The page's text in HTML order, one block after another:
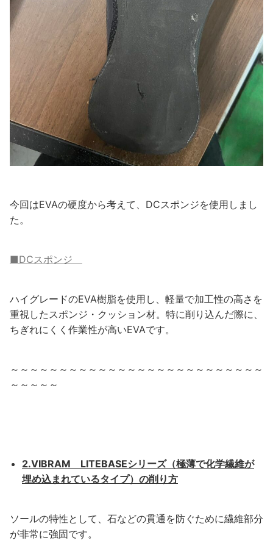
今回はEVAの硬度から考えて、DCスポンジを使用しまし
た。
■DCスポンジ
ハイグレードのEVA樹脂を使用し、軽量で加工性の高さを
重視したスポンジ・クッション材。特に削り込んだ際に、
ちぎれにくく作業性が高いEVAです。
～～～～～～～～～～～～～～～～～～～～～～～～～～
～～～～～
2.VIBRAM LITEBASEシリーズ（極薄で化学繊維が
埋め込まれているタイプ）の削り方
ソールの特性として、石などの貫通を防ぐために繊維部分
が非常に強固です。